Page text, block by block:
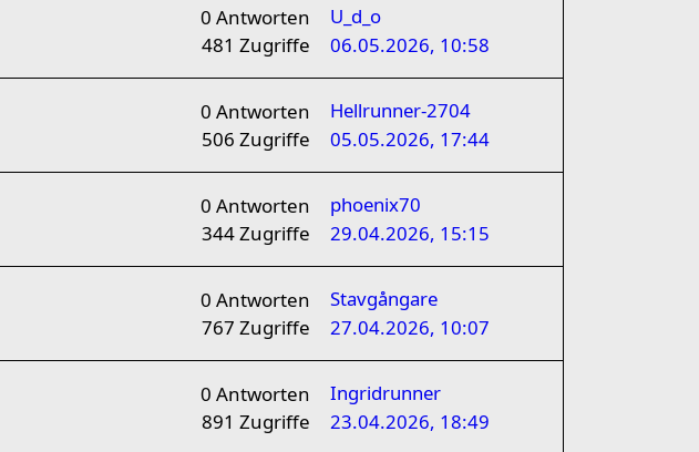
0Antworten
481Zugriffe
U_d_o
06.05.2026, 10:58
0Antworten
506Zugriffe
Hellrunner-2704
05.05.2026, 17:44
0Antworten
344Zugriffe
phoenix70
29.04.2026, 15:15
0Antworten
767Zugriffe
Stavgångare
27.04.2026, 10:07
0Antworten
891Zugriffe
Ingridrunner
23.04.2026, 18:49